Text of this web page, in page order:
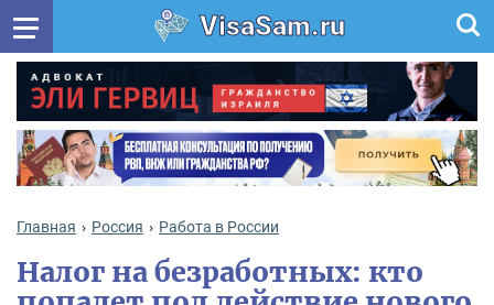
VisaSam.ru
Главная Россия Работа в России
Налог на безработных: кто